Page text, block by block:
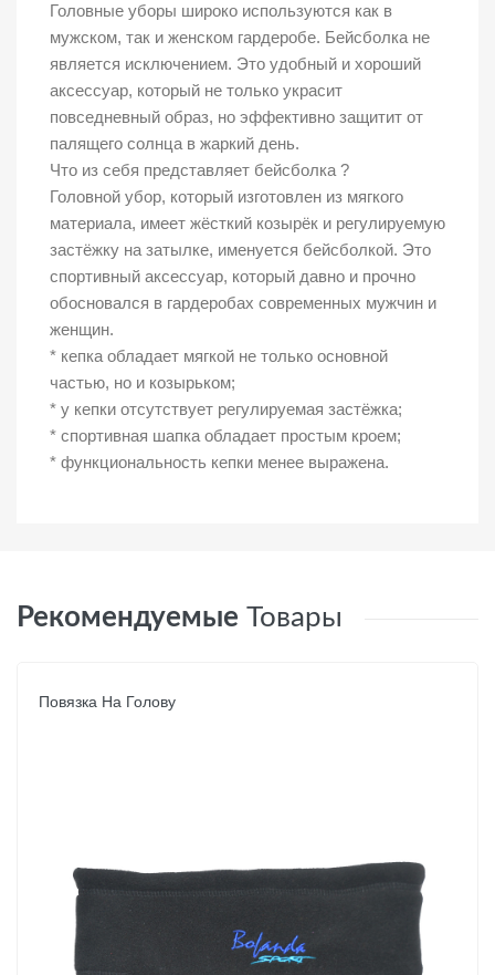
Головные уборы широко используются как в
мужском, так и женском гардеробе. Бейсболка не
является исключением. Это удобный и хороший
аксессуар, который не только украсит
повседневный образ, но эффективно защитит от
палящего солнца в жаркий день.
Что из себя представляет бейсболка ?
Головной убор, который изготовлен из мягкого
материала, имеет жёсткий козырёк и регулируемую
застёжку на затылке, именуется бейсболкой. Это
спортивный аксессуар, который давно и прочно
обосновался в гардеробах современных мужчин и
женщин.
* кепка обладает мягкой не только основной
частью, но и козырьком;
* у кепки отсутствует регулируемая застёжка;
* спортивная шапка обладает простым кроем;
* функциональность кепки менее выражена.
Рекомендуемые Товары
Повязка На Голову